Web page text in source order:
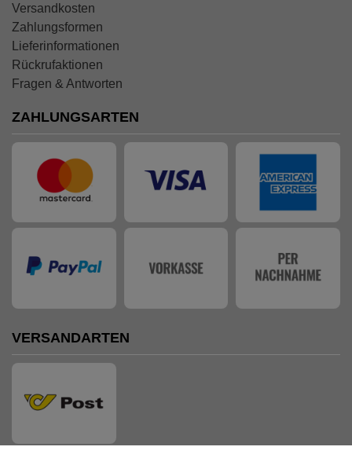
Versandkosten
Zahlungsformen
Lieferinformationen
Rückrufaktionen
Fragen & Antworten
ZAHLUNGSARTEN
VERSANDARTEN